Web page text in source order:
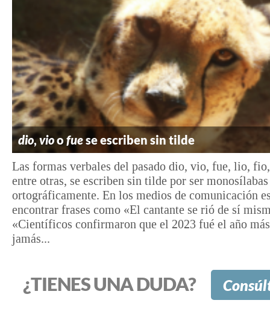
dio,vioo fuese escriben sin tilde
Las formas verbales del pasado dio, vio, fue, lio,
entre otras, se escriben sin tilde por ser monosílabas
ortográficamente. En los medios de comunicación
encontrar frases como «El cantante se rió de sí
«Científicos confirmaron que el 2023 fué el año
jamás...
¿TIENES UNA DUDA?